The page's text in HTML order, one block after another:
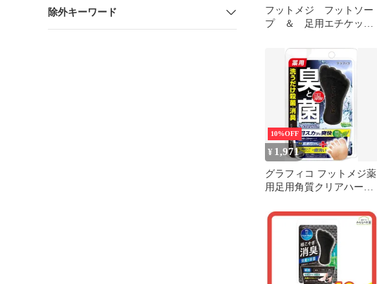
除外キーワード
フットメジ フットソー
プ ＆ 足用エチケット
10%OFF
¥ 1,971
グラフィコ フットメジ薬
用足用角質クリアハーブ
鹸 60g